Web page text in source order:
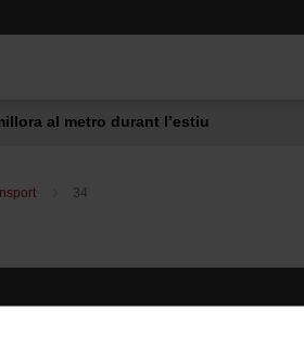
al metro durant l’estiu
34
Segueix-nos